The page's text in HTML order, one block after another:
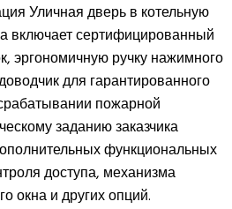
Уличная дверь в котельную
включает сертифицированный
эргономичную ручку нажимного
для гарантированного
пожарной
заданию заказчика
функциональных
доступа, механизма
окна и других опций.